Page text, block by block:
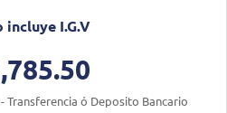
incluye I.G.V
ó Deposito Bancario